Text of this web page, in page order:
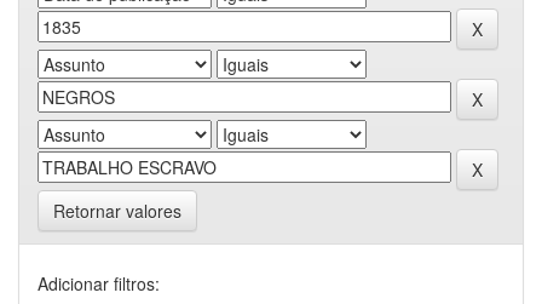
Retornar valores
Adicionar filtros: